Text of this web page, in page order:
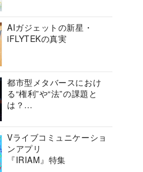
AIガジェットの新星・
iFLYTEKの真実
都市型メタバースにおけ
る“権利”や“法”の課題と
は？
ーシアムの挑戦に迫る
Vライブコミュニケーショ
ンアプリ
『IRIAM』特集